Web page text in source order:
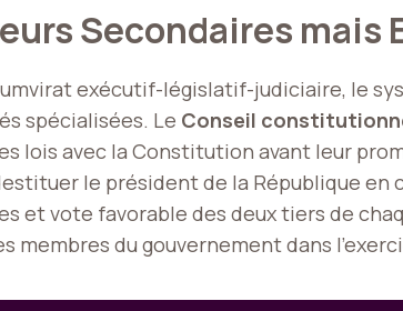
Secondaires
exécutif-législatif-judiciaire, le
spécialisées. Le Conseil
lois avec la Constitution avant leur
le président de la République en
et vote favorable des deux tiers de
membres du gouvernement dans